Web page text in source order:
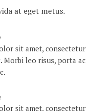
at eget metus.
sit amet, consectetur
Morbi leo risus, porta ac
sit amet, consectetur